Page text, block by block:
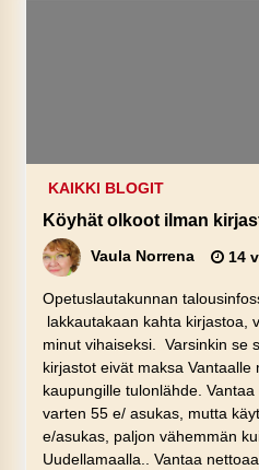
KAIKKI BLOGIT
Köyhät olkoot ilman
Vaula Norrena 14
Opetuslautakunnan
lakkautakaan kahta kirjastoa,
minut vihaiseksi. Varsinkin se
kirjastot eivät maksa
kaupungille tulonlähde.
varten 55 e/ asukas, mutta
e/asukas, paljon vähemmän
Uudellamaalla.. Vantaa